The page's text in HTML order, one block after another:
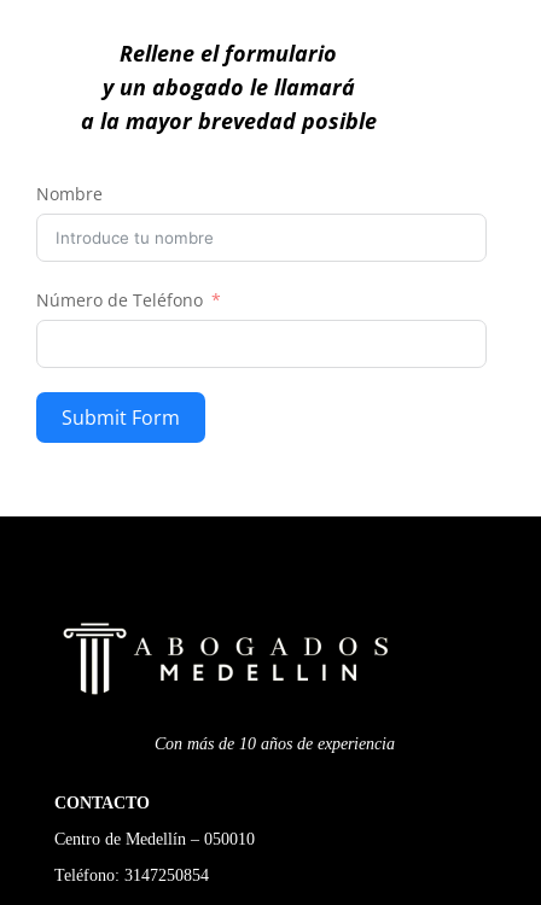
Rellene el formulario
y un abogado le llamará
a la mayor brevedad posible
Nombre
Número de Teléfono
Submit Form
Con más de 10 años de experiencia
CONTACTO
Centro de Medellín – 050010
Teléfono: 3147250854